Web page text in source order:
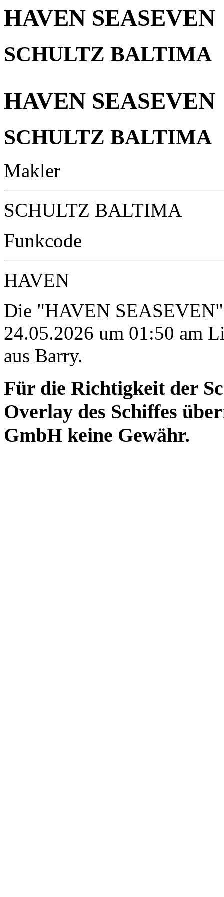
HAVEN SEASEVEN
SCHULTZ BALTIMA
HAVEN SEASEVEN
SCHULTZ BALTIMA
Makler
SCHULTZ BALTIMA
Funkcode
HAVEN
Die "HAVEN
24.05.2026 um 01:50 am
aus Barry.
Für die Richtigkeit der
Overlay des Schiffes
GmbH keine Gewähr.